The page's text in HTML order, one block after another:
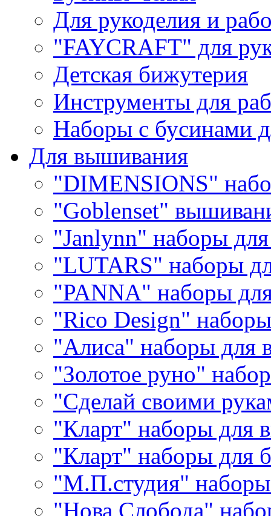
Для рукоделия и
"FAYCRAFT" для
Детская бижутерия
Инструменты для
Наборы с бусинами
Для вышивания
"DIMENSIONS"
"Goblenset"
"Janlynn" наборы
"LUTARS" наборы
"PANNA" наборы
"Rico Design"
"Алиса" наборы для
"Золотое руно"
"Сделай своими
"Кларт" наборы для
"Кларт" наборы для
"М.П.студия"
"Нова Слобода"